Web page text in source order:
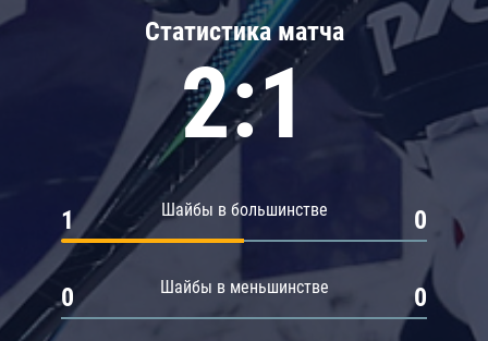
Статистика матча
2:1
Шайбы в большинстве
1 0
Шайбы в меньшинстве
0 0